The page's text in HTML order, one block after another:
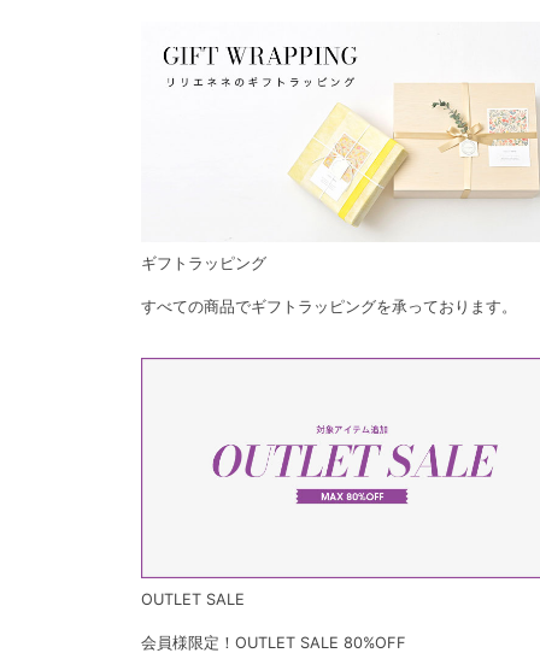
ギフトラッピング
すべての商品でギフトラッピングを承っております。
OUTLET SALE
会員様限定！OUTLET SALE 80%OFF